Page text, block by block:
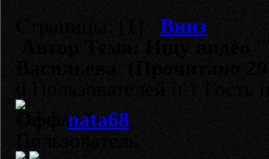
Страницы: [1]Вниз
АвторТема: Ищу видео
Васильева (Прочитано
0 Пользователей и 1 Гость
nata68
Пользователь